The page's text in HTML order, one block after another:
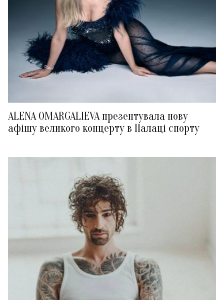
ALENA OMARGALIEVA презентувала нову
афішу великого концерту в Палаці спорту